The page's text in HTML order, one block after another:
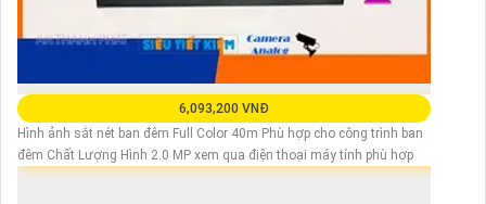
6,093,200 VNĐ
Hình ảnh sắt nét ban đêm Full Color 40m Phù hợp cho công trình ban
đêm Chất Lượng Hình 2.0 MP xem qua điện thoại máy tính phù hợp